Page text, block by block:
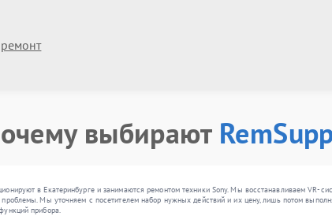
выбирают
в Екатеринбурге и занимаются ремонтом техники Sony. Мы восстанавливаем VR-
Мы уточняем с посетителем набор нужных действий и их цену, лишь потом
прибора.